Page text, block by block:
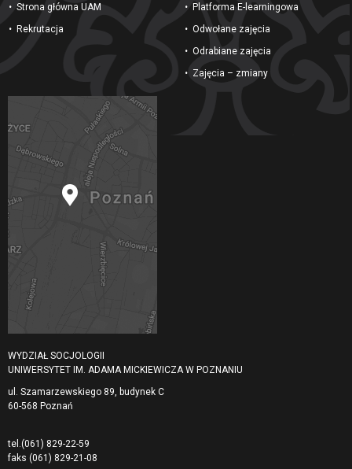
Strona główna UAM
Rekrutacja
Platforma E-learningowa
Odwołane zajęcia
Odrabiane zajęcia
Zajęcia – zmiany
WYDZIAŁ SOCJOLOGII
UNIWERSYTET IM. ADAMA MICKIEWICZA W POZNANIU
ul. Szamarzewskiego 89, budynek C
60-568 Poznań
tel.(061) 829-22-59
faks (061) 829-21-08